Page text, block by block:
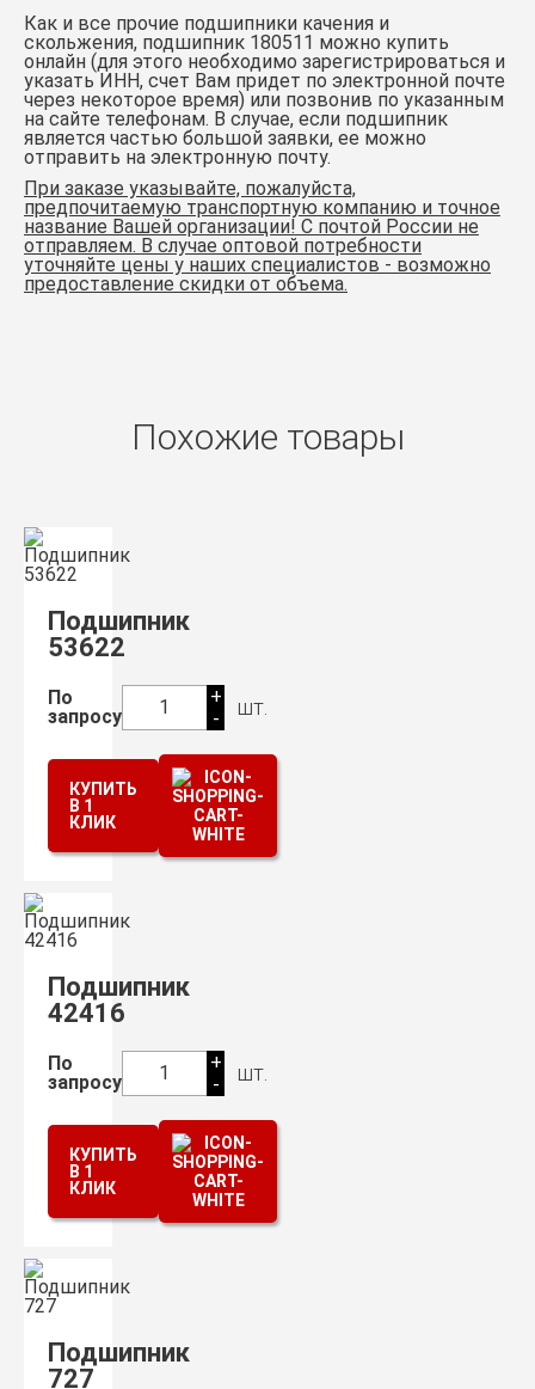
Как и все прочие подшипники качения и
скольжения, подшипник 180511 можно купить
онлайн (для этого необходимо зарегистрироваться и
указать ИНН, счет Вам придет по электронной почте
через некоторое время) или позвонив по указанным
на сайте телефонам. В случае, если подшипник
является частью большой заявки, ее можно
отправить на электронную почту.
При заказе указывайте, пожалуйста,
предпочитаемую транспортную компанию и точное
название Вашей организации! С почтой России не
отправляем. В случае оптовой потребности
уточняйте цены у наших специалистов - возможно
предоставление скидки от объема.
Похожие товары
Подшипник
53622
По
запросу
1
+
-
шт.
КУПИТЬ
В 1
КЛИК
Подшипник
42416
По
запросу
1
+
-
шт.
КУПИТЬ
В 1
КЛИК
Подшипник
727